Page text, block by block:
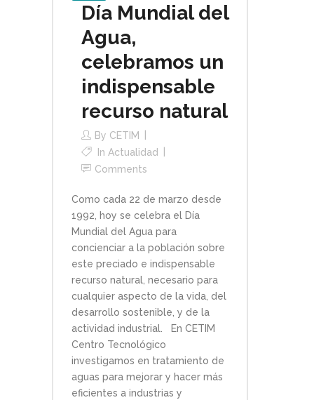
Día Mundial del
Agua,
celebramos un
indispensable
recurso natural
By CETIM
In Actualidad
Comments
Como cada 22 de marzo desde
1992, hoy se celebra el Día
Mundial del Agua para
concienciar a la población sobre
este preciado e indispensable
recurso natural, necesario para
cualquier aspecto de la vida, del
desarrollo sostenible, y de la
actividad industrial. En CETIM
Centro Tecnológico
investigamos en tratamiento de
aguas para mejorar y hacer más
eficientes a industrias y